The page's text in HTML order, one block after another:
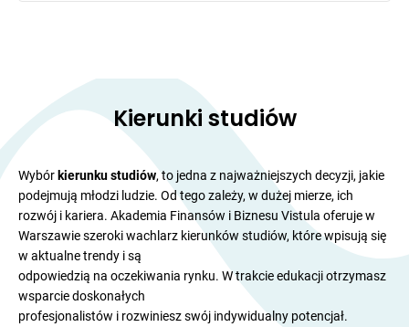
Kierunki studiów
Wybór kierunku studiów, to jedna z najważniejszych decyzji, jakie
podejmują młodzi ludzie. Od tego zależy, w dużej mierze, ich
rozwój i kariera. Akademia Finansów i Biznesu Vistula oferuje w
Warszawie szeroki wachlarz kierunków studiów, które wpisują się
w aktualne trendy i są
odpowiedzią na oczekiwania rynku. W trakcie edukacji otrzymasz
wsparcie doskonałych
profesjonalistów i rozwiniesz swój indywidualny potencjał.